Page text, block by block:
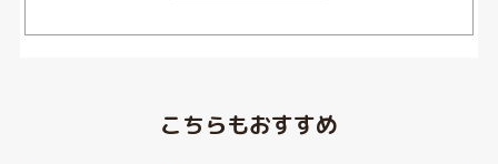
こちらもおすすめ